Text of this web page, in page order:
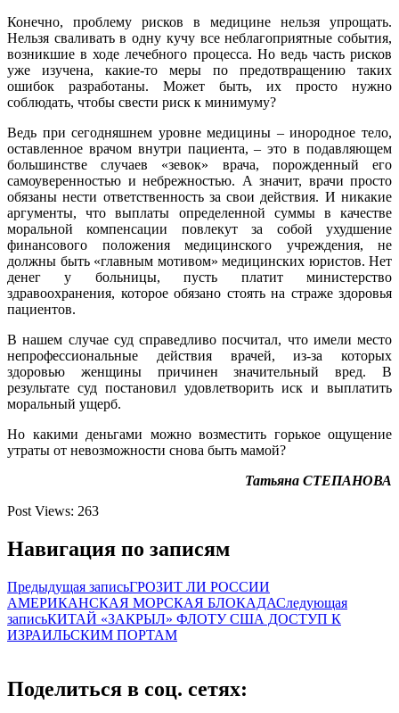
Конечно, проблему рисков в медицине нельзя упрощать.
Нельзя сваливать в одну кучу все неблагоприятные события,
возникшие в ходе лечебного процесса. Но ведь часть рисков
уже изучена, какие-то меры по предотвращению таких
ошибок разработаны. Может быть, их просто нужно
соблюдать, чтобы свести риск к минимуму?
Ведь при сегодняшнем уровне медицины – инородное тело,
оставленное врачом внутри пациента, – это в подавляющем
большинстве случаев «зевок» врача, порожденный его
самоуверенностью и небрежностью. А значит, врачи просто
обязаны нести ответственность за свои действия. И никакие
аргументы, что выплаты определенной суммы в качестве
моральной компенсации повлекут за собой ухудшение
финансового положения медицинского учреждения, не
должны быть «главным мотивом» медицинских юристов. Нет
денег у больницы, пусть платит министерство
здравоохранения, которое обязано стоять на страже здоровья
пациентов.
В нашем случае суд справедливо посчитал, что имели место
непрофессиональные действия врачей, из-за которых
здоровью женщины причинен значительный вред. В
результате суд постановил удовлетворить иск и выплатить
моральный ущерб.
Но какими деньгами можно возместить горькое ощущение
утраты от невозможности снова быть мамой?
Татьяна СТЕПАНОВА
Post Views: 263
Навигация по записям
Предыдущая записьГРОЗИТ ЛИ РОССИИ
АМЕРИКАНСКАЯ МОРСКАЯ БЛОКАДАСледующая
записьКИТАЙ «ЗАКРЫЛ» ФЛОТУ США ДОСТУП К
ИЗРАИЛЬСКИМ ПОРТАМ
Поделиться в соц. сетях: